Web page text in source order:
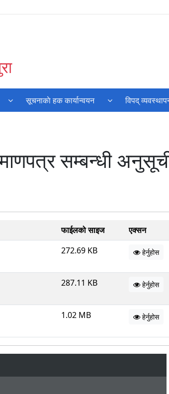
सूचनाकाे हक कार्यान्वयन विपद्
सम्बन्धी
फाईलको साइज
एक्सन
272.69 KB हेर्नुहोस
287.11 KB हेर्नुहोस
1.02 MB हेर्नुहोस